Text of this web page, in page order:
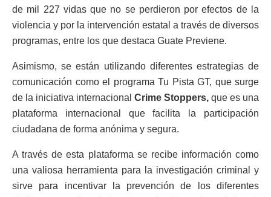
de mil 227 vidas que no se perdieron por efectos de la
violencia y por la intervención estatal a través de diversos
programas, entre los que destaca Guate Previene.
Asimismo, se están utilizando diferentes estrategias de
comunicación como el programa Tu Pista GT, que surge
de la iniciativa internacional Crime Stoppers, que es una
plataforma internacional que facilita la participación
ciudadana de forma anónima y segura.
A través de esta plataforma se recibe información como
una valiosa herramienta para la investigación criminal y
sirve para incentivar la prevención de los diferentes